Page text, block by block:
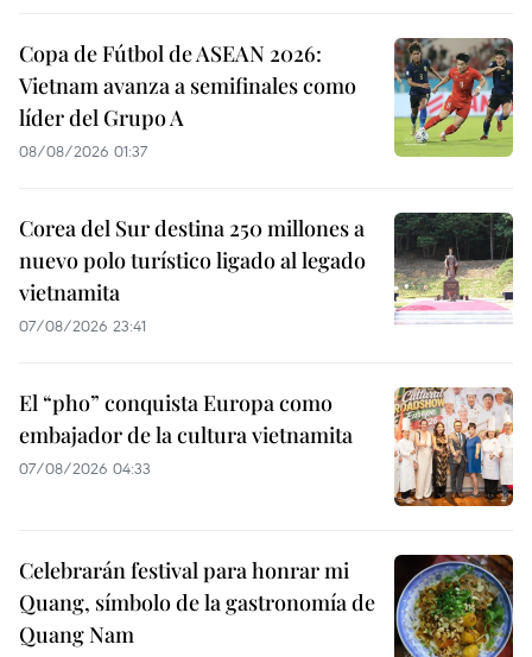
Copa de Fútbol de ASEAN 2026:
Vietnam avanza a semifinales como
líder del Grupo A
08/08/2026 01:37
Corea del Sur destina 250 millones a
nuevo polo turístico ligado al legado
vietnamita
07/08/2026 23:41
El “pho” conquista Europa como
embajador de la cultura vietnamita
07/08/2026 04:33
Celebrarán festival para honrar mi
Quang, símbolo de la gastronomía de
Quang Nam